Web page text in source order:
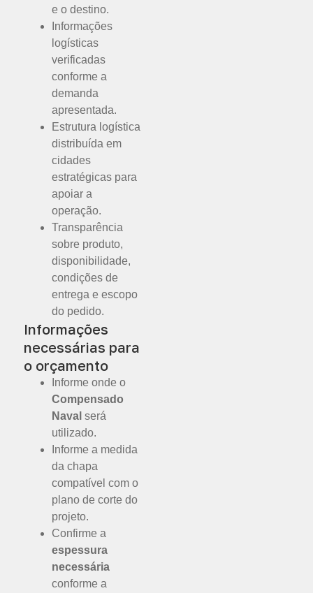
e o destino.
Informações
logísticas
verificadas
conforme a
demanda
apresentada.
Estrutura logística
distribuída em
cidades
estratégicas para
apoiar a
operação.
Transparência
sobre produto,
disponibilidade,
condições de
entrega e escopo
do pedido.
Informações
necessárias para
o orçamento
Informe onde o
Compensado
Naval será
utilizado.
Informe a medida
da chapa
compatível com o
plano de corte do
projeto.
Confirme a
espessura
necessária
conforme a